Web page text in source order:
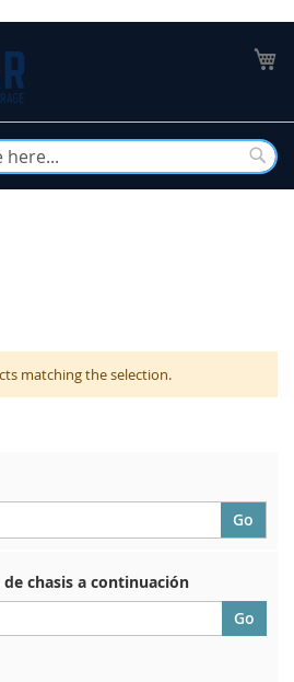
matching the selection.
chasis a continuación